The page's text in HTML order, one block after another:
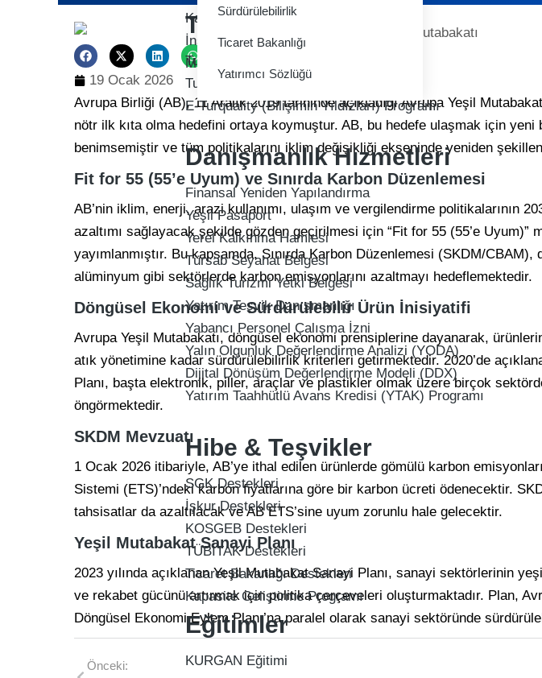
Kalite Politikamız
İnsan Kaynakları Politikamız
Müşteri Memnuniyeti Politikamız
Turquality Teşvikleri
Turquality Mal İhracatı Desteği
Turquality Hizmet İhracatı Desteği
E-Turquality (Bilişimin Yıldızları) Programı
Danışmanlık Hizmetleri
Finansal Yeniden Yapılandırma
Yeşil Pasaport
Yerel Kalkınma Hamlesi
Türsab Seyahat Belgesi
Sağlık Turizmi Yetki Belgesi
Yatırım Teşvik Danışmanlığı
Yabancı Personel Çalışma İzni
Yalın Olgunluk Değerlendirme Analizi (YODA)
Dijital Dönüşüm Değerlendirme Modeli (DDX)
Yatırım Taahhütlü Avans Kredisi (YTAK) Programı
Hibe & Teşvikler
SGK Destekleri
İşkur Destekleri
KOSGEB Destekleri
TÜBİTAK Destekleri
Ticaret Bakanlığı Destekleri
Kapasite Geliştirme Programı
Eğitimler
KURGAN Eğitimi
Sürdürülebilirlik
Ticaret Bakanlığı
Yatırımcı Sözlüğü
19 Ocak 2026
Avrupa Birliği (AB), 11 Aralık 2019 tarihinde açıkladığı Avrupa Yeşil
nötr ilk kıta olma hedefini ortaya koymuştur. AB, bu hedefe ulaşmak için yeni
benimsemiştir ve tüm politikalarını iklim değişikliği ekseninde yeniden
Fit for 55 (55’e Uyum) ve Sınırda Karbon Düzenlemesi
AB’nin iklim, enerji, arazi kullanımı, ulaşım ve vergilendirme politikalarının
azaltımı sağlayacak şekilde gözden geçirilmesi için “Fit for 55 (55’e Uyum)”
yayımlanmıştır. Bu kapsamda, Sınırda Karbon Düzenlemesi (SKDM/
alüminyum gibi sektörlerde karbon emisyonlarını azaltmayı hedeflemektedir.
Döngüsel Ekonomi ve Sürdürülebilir Ürün İnisiyatifi
Avrupa Yeşil Mutabakatı, döngüsel ekonomi prensiplerine dayanarak,
atık yönetimine kadar sürdürülebilirlik kriterleri getirmektedir. 2020’de
Planı, başta elektronik, piller, araçlar ve plastikler olmak üzere birçok
öngörmektedir.
SKDM Mevzuatı
1 Ocak 2026 itibariyle, AB’ye ithal edilen ürünlerde gömülü karbon
Sistemi (ETS)’ndeki karbon fiyatlarına göre bir karbon ücreti ödenecektir.
tahsisatlar da azaltılacak ve AB ETS’sine uyum zorunlu hale gelecektir.
Yeşil Mutabakat Sanayi Planı
2023 yılında açıklanan Yeşil Mutabakat Sanayi Planı, sanayi sektörlerinin
ve rekabet gücünü artırmak için politika çerçeveleri oluşturmaktadır. Plan,
Döngüsel Ekonomi Eylem Planı’na paralel olarak sanayi sektöründe
Önceki: